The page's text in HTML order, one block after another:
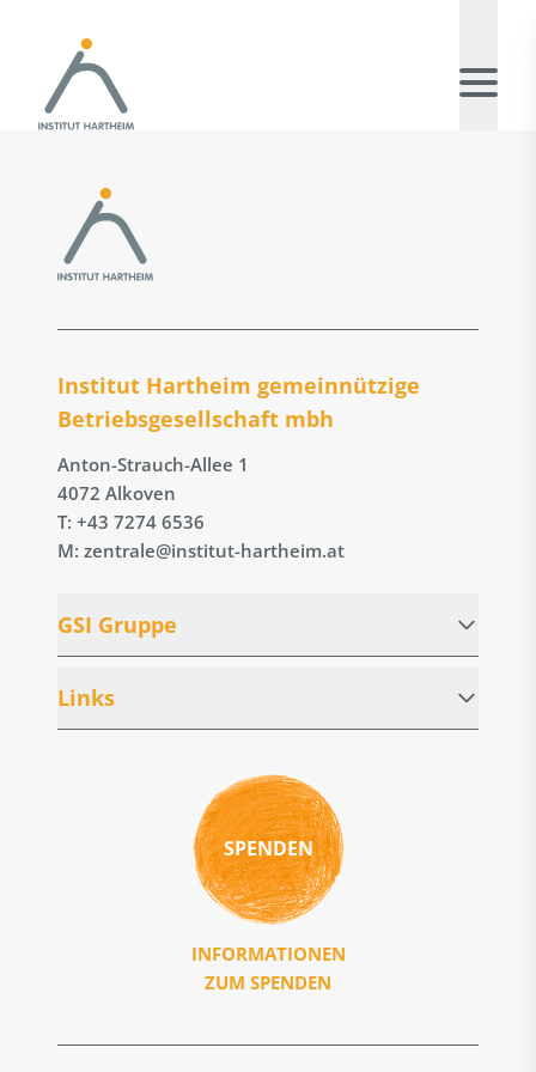
Institut Hartheim gemeinnützige
Betriebs­gesellschaft mbh
Anton-Strauch-Allee 1
4072 Alkoven
T: +43 7274 6536
M: zentrale@institut-hartheim.at
GSI Gruppe
Links
SPENDEN
INFORMATIONEN
ZUM SPENDEN